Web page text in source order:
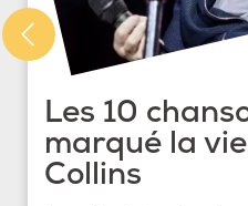
Les 10
marqué la
Collins